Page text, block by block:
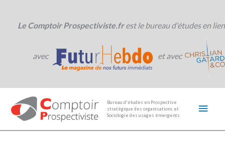
Le Comptoir Prospectiviste.frest le bureau d'études en lien
avec et avec
Bureau d'études en Prospective
stratégique des organisations et
Sociologie des usages émergents